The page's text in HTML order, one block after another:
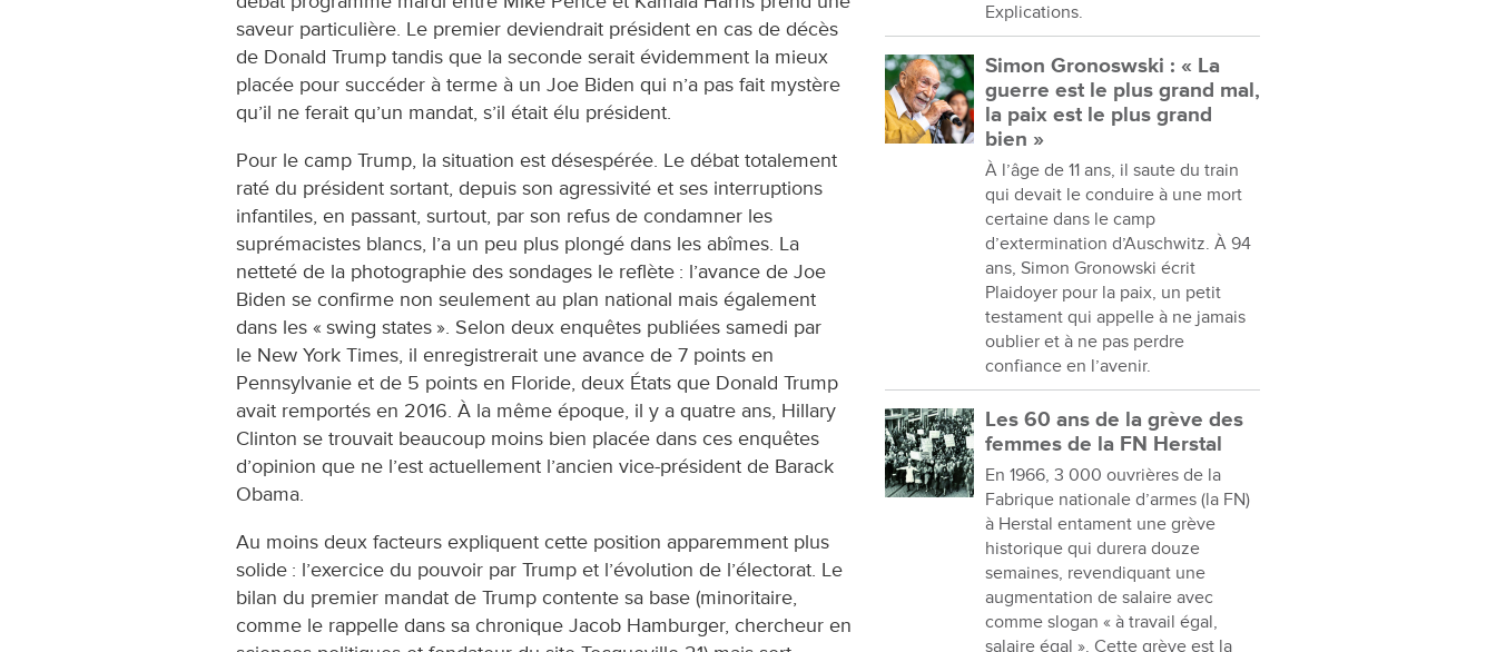
saveur particulière. Le premier deviendrait président en cas de décès
de Donald Trump tandis que la seconde serait évidemment la mieux
placée pour succéder à terme à un Joe Biden qui n’a pas fait mystère
qu’il ne ferait qu’un mandat, s’il était élu président.
Pour le camp Trump, la situation est désespérée. Le débat totalement
raté du président sortant, depuis son agressivité et ses interruptions
infantiles, en passant, surtout, par son refus de condamner les
suprémacistes blancs, l’a un peu plus plongé dans les abîmes. La
netteté de la photographie des sondages le reflète : l’avance de Joe
Biden se confirme non seulement au plan national mais également
dans les « swing states ». Selon deux enquêtes publiées samedi par
le New York Times, il enregistrerait une avance de 7 points en
Pennsylvanie et de 5 points en Floride, deux États que Donald Trump
avait remportés en 2016. À la même époque, il y a quatre ans, Hillary
Clinton se trouvait beaucoup moins bien placée dans ces enquêtes
d’opinion que ne l’est actuellement l’ancien vice-président de Barack
Obama.
Au moins deux facteurs expliquent cette position apparemment plus
solide : l’exercice du pouvoir par Trump et l’évolution de l’électorat. Le
bilan du premier mandat de Trump contente sa base (minoritaire,
comme le rappelle dans sa chronique Jacob Hamburger, chercheur en
Explications.
Simon Gronoswski : « La
guerre est le plus grand mal,
la paix est le plus grand
bien »
À l’âge de 11 ans, il saute du train
qui devait le conduire à une mort
certaine dans le camp
d’extermination d’Auschwitz. À 94
ans, Simon Gronowski écrit
Plaidoyer pour la paix, un petit
testament qui appelle à ne jamais
oublier et à ne pas perdre
confiance en l’avenir.
Les 60 ans de la grève des
femmes de la FN Herstal
En 1966, 3 000 ouvrières de la
Fabrique nationale d’armes (la FN)
à Herstal entament une grève
historique qui durera douze
semaines, revendiquant une
augmentation de salaire avec
comme slogan « à travail égal,
salaire égal ». Cette grève est la